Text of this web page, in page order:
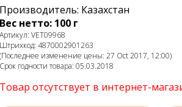
Производитель: Казахстан
Вес нетто: 100 г
Артикул: VET09968
Штрихкод: 4870002901263
(Последнее изменение цены: 27 Oct 2017, 12:00)
Срок годности товара: 05.03.2018
Товар отсутствует в интернет-